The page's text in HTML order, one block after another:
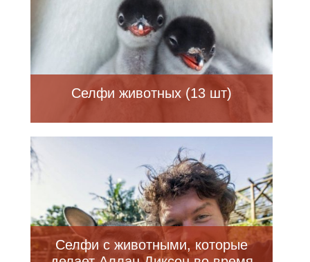
Селфи животных (13 шт)
Селфи с животными, которые